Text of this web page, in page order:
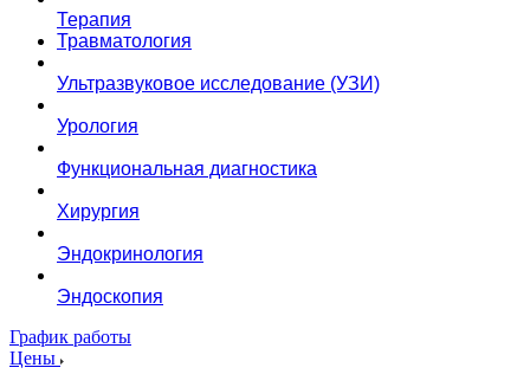
Терапия
Травматология
Ультразвуковое исследование (УЗИ)
Урология
Функциональная диагностика
Хирургия
Эндокринология
Эндоскопия
График работы
Цены